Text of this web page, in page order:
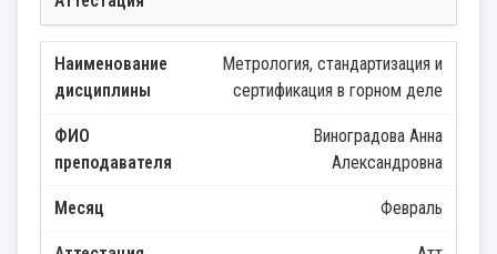
Метрология, стандартизация и
сертификация в горном деле
Виноградова Анна
Александровна
Февраль